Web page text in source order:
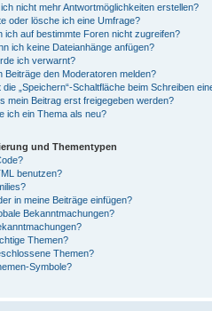
nicht mehr Antwortmöglichkeiten erstellen?
oder lösche ich eine Umfrage?
ich auf bestimmte Foren nicht zugreifen?
ich keine Dateianhänge anfügen?
ich verwarnt?
Beiträge den Moderatoren melden?
„Speichern“-Schaltfläche beim Schreiben
mein Beitrag erst freigegeben werden?
ich ein Thema als neu?
und Thementypen
benutzen?
in meine Beiträge einfügen?
Bekanntmachungen?
Themen?
Themen?
Symbole?